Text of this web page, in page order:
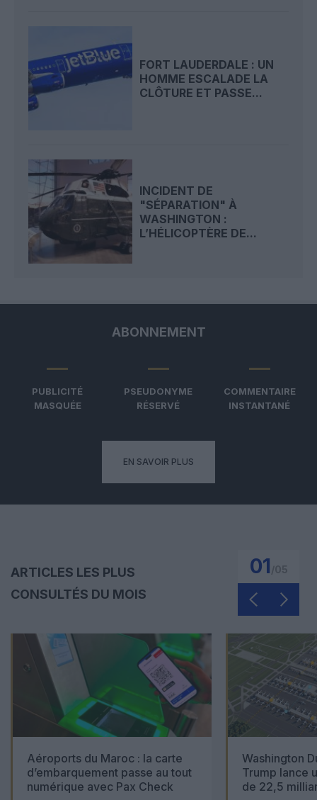
FORT LAUDERDALE : UN
HOMME ESCALADE LA
CLÔTURE ET PASSE...
INCIDENT DE
"SÉPARATION" À
WASHINGTON :
L’HÉLICOPTÈRE DE...
ABONNEMENT
PUBLICITÉ
MASQUÉE
PSEUDONYME
RÉSERVÉ
COMMENTAIRE
INSTANTANÉ
EN SAVOIR PLUS
ARTICLES LES PLUS
CONSULTÉS DU MOIS
01
Aéroports du Maroc : la carte
d’embarquement passe au tout
numérique avec Pax Check
Washington
Trump lance
de 22,5